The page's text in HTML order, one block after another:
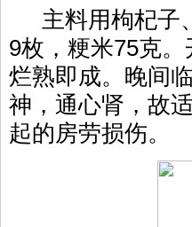
主料用枸杞子
9枚，粳米75克
烂熟即成。晚间
神，通心肾，故
起的房劳损伤。